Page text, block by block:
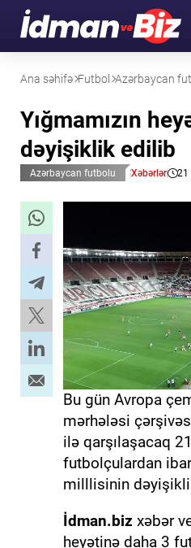
Ana səhifə Futbol Azərbaycan
Yığmamızın
dəyişiklik edilib
Azərbaycan futbolu Xəbərlər 21
Bu gün Avropa
mərhələsi
ilə qarşılaşacaq
futbolçulardan
milllisinin
İdman.biz xəbər
heyətinə daha 3